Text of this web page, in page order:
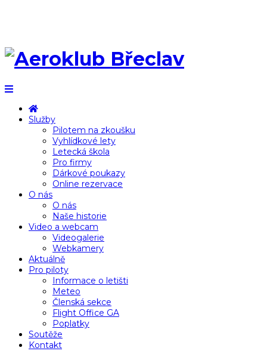
Služby
Pilotem na zkoušku
Vyhlídkové lety
Letecká škola
Pro firmy
Dárkové poukazy
Online rezervace
O nás
O nás
Naše historie
Video a webcam
Videogalerie
Webkamery
Aktuálně
Pro piloty
Informace o letišti
Meteo
Členská sekce
Flight Office GA
Poplatky
Soutěže
Kontakt